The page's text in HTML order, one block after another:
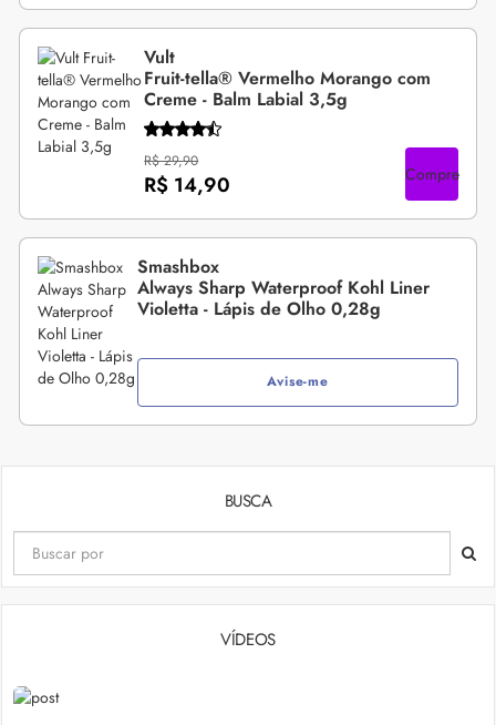
Vult
Fruit-tella® Vermelho Morango com
Creme - Balm Labial 3,5g
R$ 29,90
R$ 14,90 Compre
Smashbox
Always Sharp Waterproof Kohl Liner
Violetta - Lápis de Olho 0,28g
Avise-me
BUSCA
VÍDEOS